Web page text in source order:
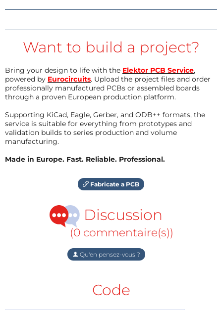
Want to build a project?
Bring your design to life with the Elektor PCB Service,
powered by Eurocircuits. Upload the project files and order
professionally manufactured PCBs or assembled boards
through a proven European production platform.
Supporting KiCad, Eagle, Gerber, and ODB++ formats, the
service is suitable for everything from prototypes and
validation builds to series production and volume
manufacturing.
Made in Europe. Fast. Reliable. Professional.
Fabricate a PCB
Discussion
(0 commentaire(s))
Qu'en pensez-vous ?
Code